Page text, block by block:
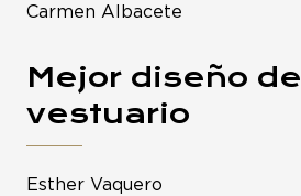
Carmen Albacete
Mejor diseño de
vestuario
Esther Vaquero